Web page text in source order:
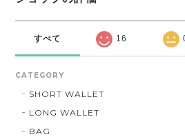
すべて 16
CATEGORY
SHORT WALLET
LONG WALLET
BAG